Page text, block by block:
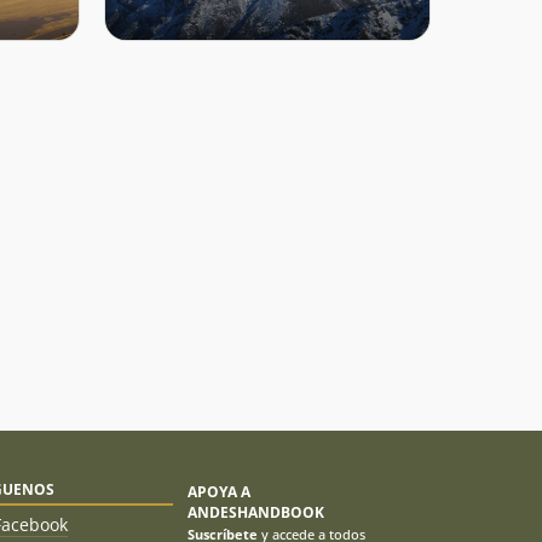
APOYA A
ANDESHANDBOOK
Suscríbete y accede a todos